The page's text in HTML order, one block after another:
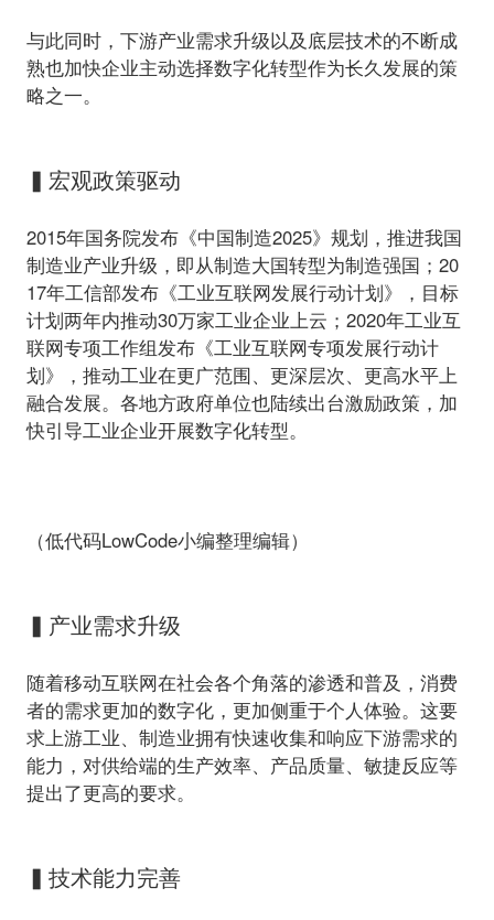
与此同时，下游产业需求升级以及底层技术的不断成
熟也加快企业主动选择数字化转型作为长久发展的策
略之一。
▍宏观政策驱动
2015年国务院发布《中国制造2025》规划，推进我国
制造业产业升级，即从制造大国转型为制造强国；20
17年工信部发布《工业互联网发展行动计划》，目标
计划两年内推动30万家工业企业上云；2020年工业互
联网专项工作组发布《工业互联网专项发展行动计
划》，推动工业在更广范围、更深层次、更高水平上
融合发展。各地方政府单位也陆续出台激励政策，加
快引导工业企业开展数字化转型。
（低代码LowCode小编整理编辑）
▍产业需求升级
随着移动互联网在社会各个角落的渗透和普及，消费
者的需求更加的数字化，更加侧重于个人体验。这要
求上游工业、制造业拥有快速收集和响应下游需求的
能力，对供给端的生产效率、产品质量、敏捷反应等
提出了更高的要求。
▍技术能力完善